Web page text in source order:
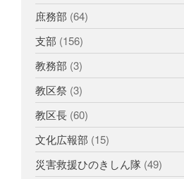
庶務部 (64)
支部 (156)
教務部 (3)
教区祭 (3)
教区長 (60)
文化広報部 (15)
災害救援ひのきしん隊 (49)